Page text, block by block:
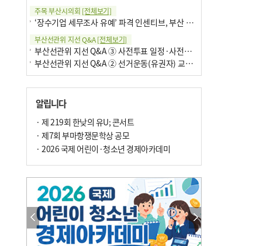
주목 부산시의회 [전체보기]
‘장수기업 세무조사 유예’ 파격 인센티브, 부산 유출 막을까
부산선관위 지선 Q&A[전체보기]
부산선관위 지선 Q&A ③ 사전투표 일정·사전투표함 보관
부산선관위 지선 Q&A ② 선거운동(유권자) 교육감투표용지
알립니다
· 제 219회 한낮의 유U; 콘서트
· 제7회 부마항쟁문학상 공모
· 2026 국제 어린이·청소년 경제아카데미